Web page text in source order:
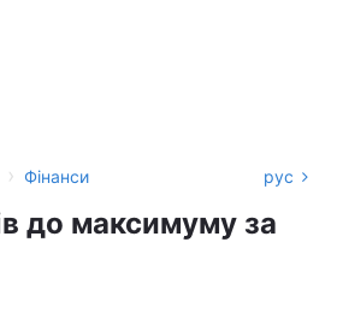
› Фінанси рус
до максимуму за